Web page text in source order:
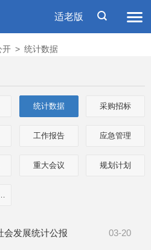
适老版
开 > 统计数据
统计数据 采购招标
工作报告 应急管理
重大会议 规划计划
03-20
会发展统计公报